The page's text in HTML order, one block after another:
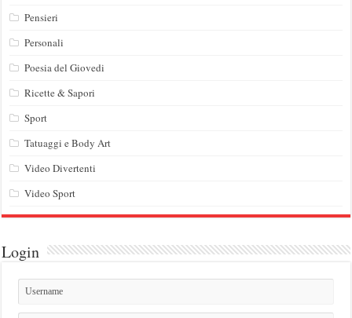
Pensieri
Personali
Poesia del Giovedi
Ricette & Sapori
Sport
Tatuaggi e Body Art
Video Divertenti
Video Sport
Login